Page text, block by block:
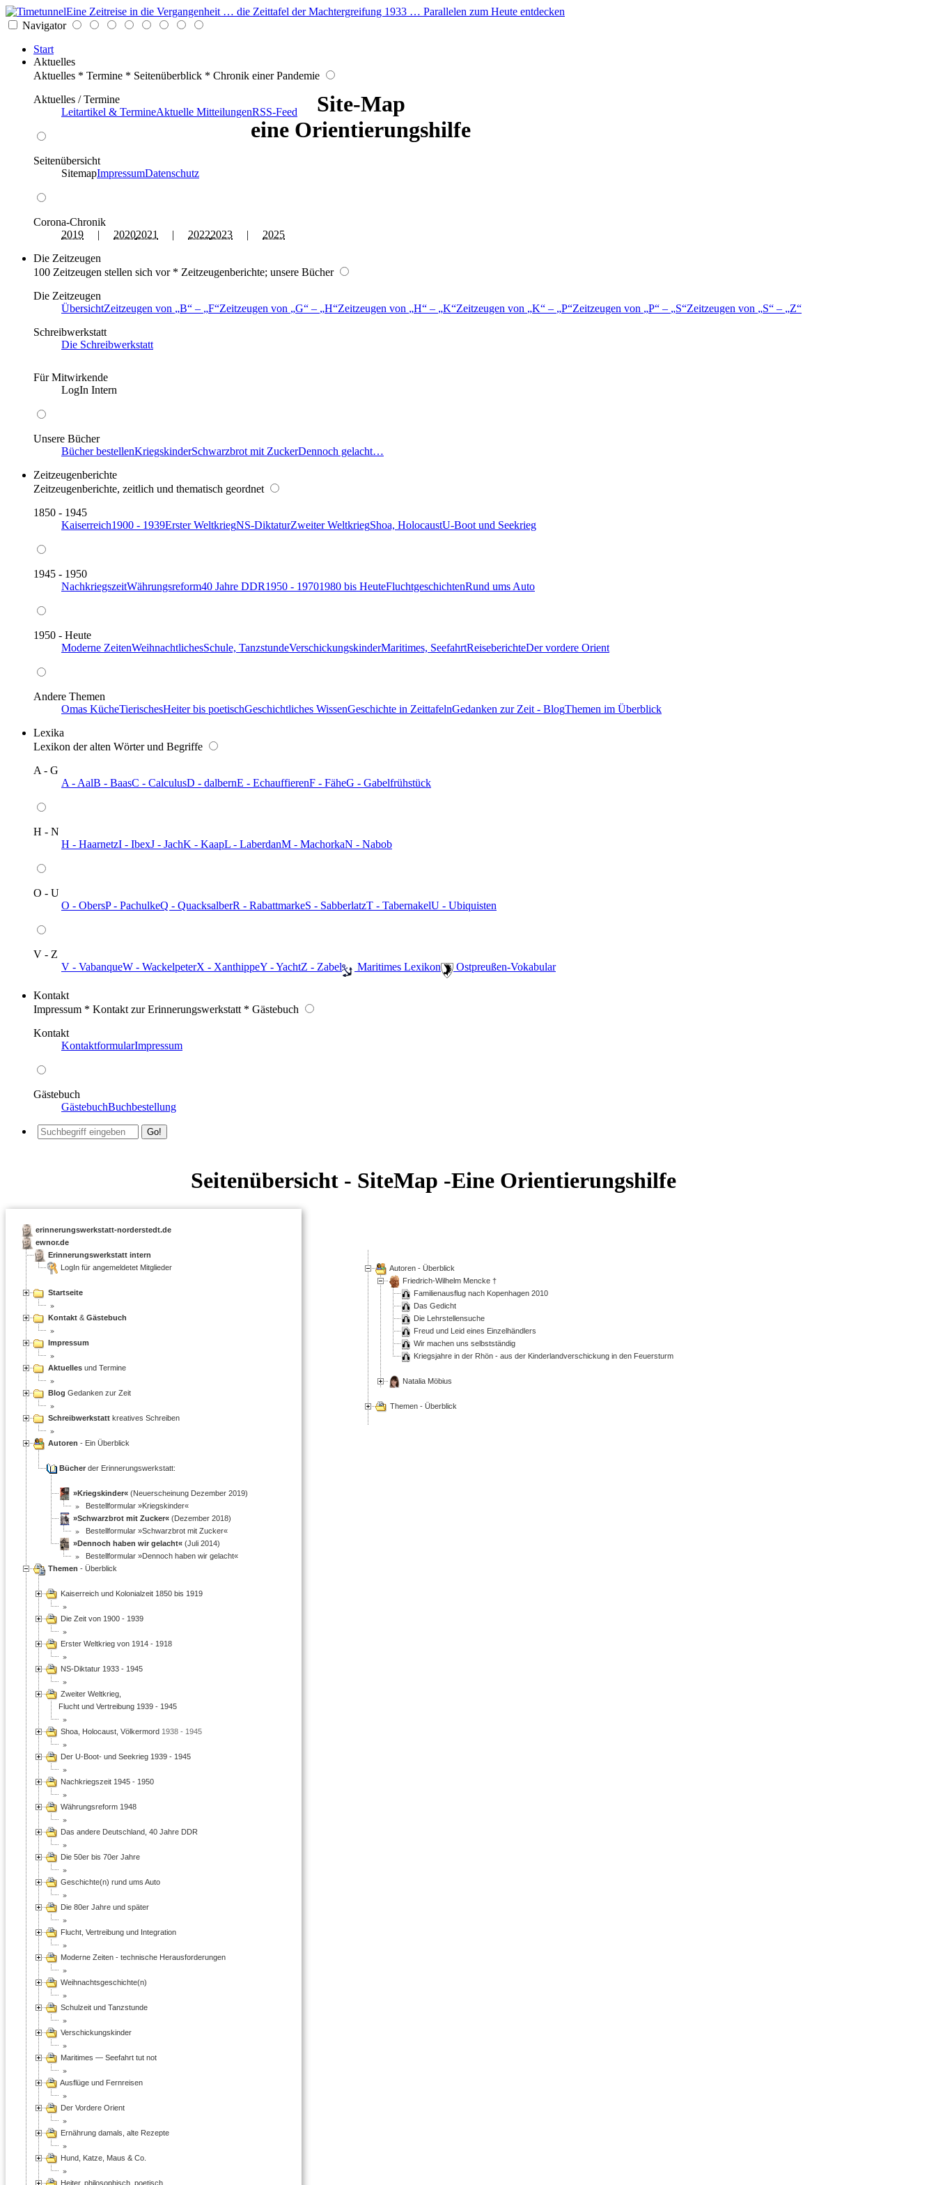
Eine Zeitreise in die Vergangenheit … die Zeittafel der Machtergreifung 1933 … Parallelen zum Heute entdecken
Navigator
Start
Aktuelles
Aktuelles * Termine * Seitenüberblick * Chronik einer Pandemie
Aktuelles / Termine
Leitartikel & TermineAktuelle MitteilungenRSS-Feed
Seitenübersicht
SitemapImpressumDatenschutz
Corona-Chronik
2019 | 20202021 | 20222023 | 2025
Die Zeitzeugen
100 Zeitzeugen stellen sich vor * Zeitzeugenberichte; unsere Bücher
Die Zeitzeugen
ÜbersichtZeitzeugen von B – F Zeitzeugen von G – H Zeitzeugen von H – K Zeitzeugen von K – P Zeitzeugen von P – S Zeitzeugen von S –
Z
Schreibwerkstatt
Die Schreibwerkstatt
Für Mitwirkende
LogIn Intern
Unsere Bücher
Bücher bestellenKriegskinderSchwarzbrot mit ZuckerDennoch gelacht…
Zeitzeugenberichte
Zeitzeugenberichte, zeitlich und thematisch geordnet
1850 - 1945
Kaiserreich1900 - 1939Erster WeltkriegNS-DiktaturZweiter WeltkriegShoa, HolocaustU-Boot und Seekrieg
1945 - 1950
NachkriegszeitWährungsreform40 Jahre DDR1950 - 19701980 bis HeuteFluchtgeschichtenRund ums Auto
1950 - Heute
Moderne ZeitenWeihnachtlichesSchule, TanzstundeVerschickungskinderMaritimes, SeefahrtReiseberichteDer vordere Orient
Andere Themen
Omas KücheTierischesHeiter bis poetischGeschichtliches WissenGeschichte in ZeittafelnGedanken zur Zeit - BlogThemen im Überblick
Lexika
Lexikon der alten Wörter und Begriffe
A - G
A - AalB - BaasC - CalculusD - dalbernE - EchauffierenF - FäheG - Gabelfrühstück
H - N
H - HaarnetzI - IbexJ - JachK - KaapL - LaberdanM - MachorkaN - Nabob
O - U
O - ObersP - PachulkeQ - QuacksalberR - RabattmarkeS - SabberlatzT - TabernakelU - Ubiquisten
V - Z
V - VabanqueW - WackelpeterX - XanthippeY - YachtZ - Zabel ️ Maritimes Lexikon ️ Ostpreußen-Vokabular
Kontakt
Impressum * Kontakt zur Erinnerungswerkstatt * Gästebuch
Kontakt
KontaktformularImpressum
Gästebuch
GästebuchBuchbestellung
Site-Map
eine Orientierungshilfe
Seitenübersicht - SiteMap -Eine Orientierungshilfe
Autoren - Überblick
Friedrich-Wilhelm Mencke †
Familienausflug nach Kopenhagen 2010
Das Gedicht
Die Lehrstellensuche
Freud und Leid eines Einzelhändlers
Wir machen uns selbstständig
Kriegsjahre in der Rhön - aus der Kinderlandverschickung in den Feuersturm
Natalia Möbius
Themen - Überblick
erinnerungswerkstatt-norderstedt.de
ewnor.de
Erinnerungswerkstatt intern
LogIn für angemeldetet Mitglieder
Startseite
Kontakt & Gästebuch
Impressum
Aktuelles und Termine
Blog Gedanken zur Zeit
Schreibwerkstatt kreatives Schreiben
Autoren - Ein Überblick
Bücher der Erinnerungswerkstatt:
»Kriegskinder« (Neuerscheinung Dezember 2019)
Bestellformular »Kriegskinder«
»Schwarzbrot mit Zucker« (Dezember 2018)
Bestellformular »Schwarzbrot mit Zucker«
»Dennoch haben wir gelacht« (Juli 2014)
Bestellformular »Dennoch haben wir gelacht«
Themen - Überblick
Kaiserreich und Kolonialzeit 1850 bis 1919
Die Zeit von 1900 - 1939
Erster Weltkrieg von 1914 - 1918
NS-Diktatur 1933 - 1945
Zweiter Weltkrieg,
Flucht und Vertreibung 1939 - 1945
Shoa, Holocaust, Völkermord 1938 - 1945
Der U-Boot- und Seekrieg 1939 - 1945
Nachkriegszeit 1945 - 1950
Währungsreform 1948
Das andere Deutschland, 40 Jahre DDR
Die 50er bis 70er Jahre
Geschichte(n) rund ums Auto
Die 80er Jahre und später
Flucht, Vertreibung und Integration
Moderne Zeiten - technische Herausforderungen
Weihnachtsgeschichte(n)
Schulzeit und Tanzstunde
Verschickungskinder
Maritimes — Seefahrt tut not
Ausflüge und Fernreisen
Der Vordere Orient
Ernährung damals, alte Rezepte
Hund, Katze, Maus & Co.
Heiter, philosophisch, poetisch